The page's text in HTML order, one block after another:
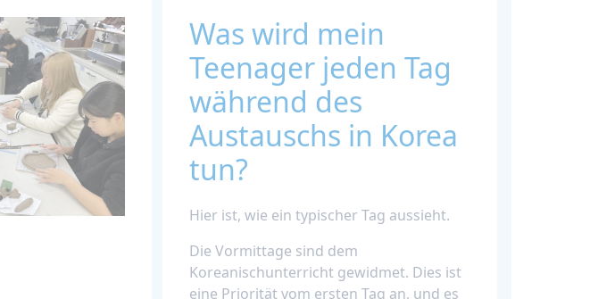
Was wird mein
Teenager jeden Tag
während des
Austauschs in Korea
tun?
Hier ist, wie ein typischer Tag aussieht.
Die Vormittage sind dem
Koreanischunterricht gewidmet. Dies ist
eine Priorität vom ersten Tag an, und es